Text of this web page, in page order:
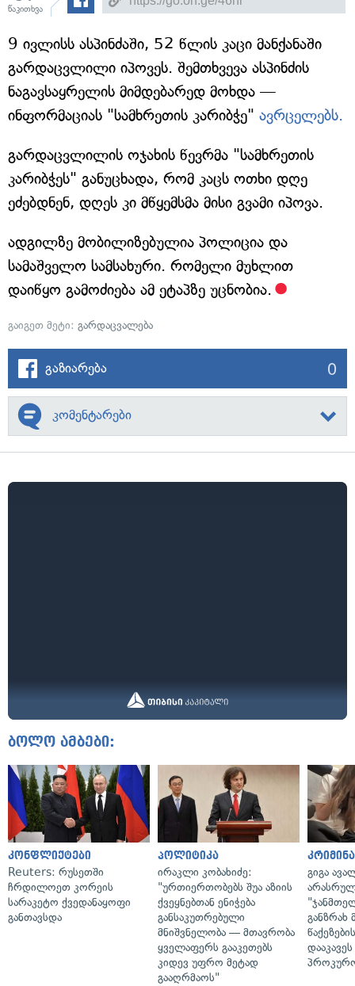
წაკითხვა
9 ივლისს ასპინძაში, 52 წლის კაცი მანქანაში
გარდაცვლილი იპოვეს. შემთხვევა ასპინძის
ნაგავსაყრელის მიმდებარედ მოხდა —
ინფორმაციას "სამხრეთის კარიბჭე" ავრცელებს.
გარდაცვლილის ოჯახის წევრმა "სამხრეთის
კარიბჭეს" განუცხადა, რომ კაცს ოთხი დღე
ეძებდნენ, დღეს კი მწყემსმა მისი გვამი იპოვა.
ადგილზე მობილიზებულია პოლიცია და
სამაშველო სამსახური. რომელი მუხლით
დაიწყო გამოძიება ამ ეტაპზე უცნობია.
გაიგეთ მეტი: გარდაცვალება
გაზიარება 0
კომენტარები
ბოლო ამბები:
კონფლიქტები
Reuters: რუსეთში
ჩრდილოეთ კორეის
სარაკეტო ქვედანაყოფი
განთავსდა
პოლიტიკა
ირაკლი კობახიძე:
"ურთიერთობებს შუა აზიის
ქვეყნებთან ენიჭება
განსაკუთრებული
მნიშვნელობა — მთავრობა
ყველაფერს გააკეთებს
კიდევ უფრო მეტად
გააღრმაოს"
გიგა
განზრახ